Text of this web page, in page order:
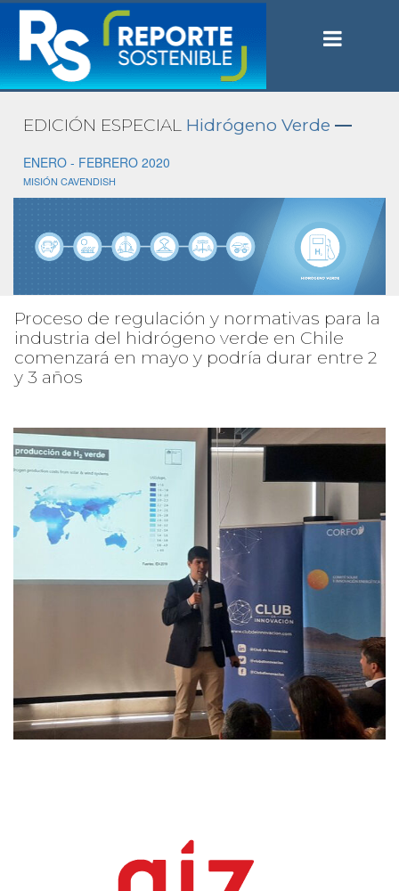
EDICIÓN ESPECIAL Hidrógeno Verde —
ENERO - FEBRERO 2020
MISIÓN CAVENDISH
Proceso de regulación y normativas para la
industria del hidrógeno verde en Chile
comenzará en mayo y podría durar entre 2
y 3 años